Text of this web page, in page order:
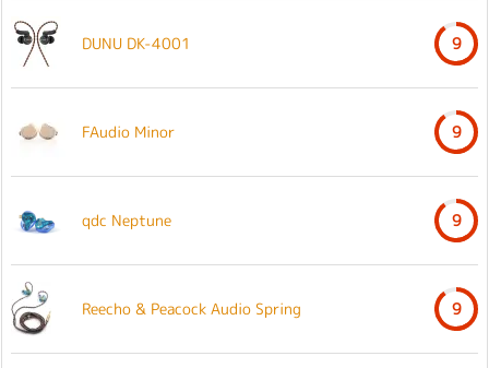
DUNU DK-4001 9
FAudio Minor 9
qdc Neptune 9
Reecho & Peacock Audio Spring 9